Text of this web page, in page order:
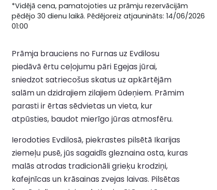
*Vidējā cena, pamatojoties uz prāmju rezervācijām
pēdējo 30 dienu laikā. Pēdējoreiz atjaunināts: 14/06/2026
01:00
Prāmja brauciens no Furnas uz Evdilosu
piedāvā ērtu ceļojumu pāri Egejas jūrai,
sniedzot satriecošus skatus uz apkārtējām
salām un dzidrajiem zilajiem ūdeņiem. Prāmim
parasti ir ērtas sēdvietas un vieta, kur
atpūsties, baudot mierīgo jūras atmosfēru.
Ierodoties Evdilosā, piekrastes pilsētā Ikarijas
ziemeļu pusē, jūs sagaidīs gleznaina osta, kuras
malās atrodas tradicionāli grieķu krodziņi,
kafejnīcas un krāsainas zvejas laivas. Pilsētas